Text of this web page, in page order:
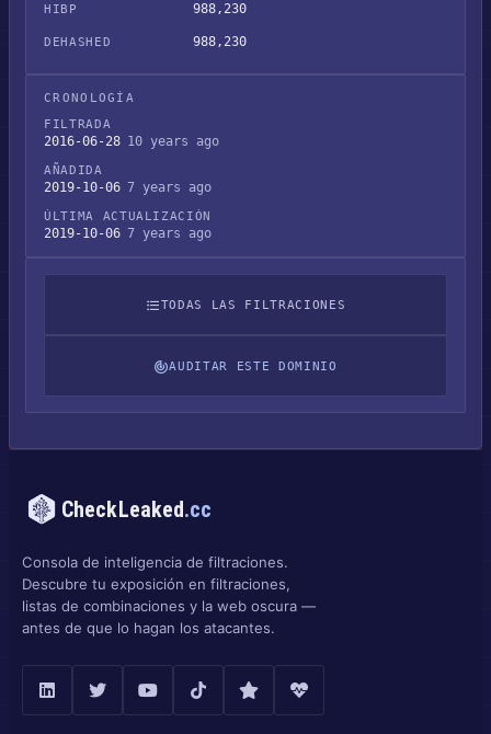
HIBP
988,230
DEHASHED 988,230
CRONOLOGÍA
FILTRADA
2016-06-28 10 years ago
AÑADIDA
2019-10-06 7 years ago
ÚLTIMA ACTUALIZACIÓN
2019-10-06 7 years ago
TODAS LAS FILTRACIONES
AUDITAR ESTE DOMINIO
CheckLeaked.cc
Consola de inteligencia de filtraciones.
Descubre tu exposición en filtraciones,
listas de combinaciones y la web oscura —
antes de que lo hagan los atacantes.